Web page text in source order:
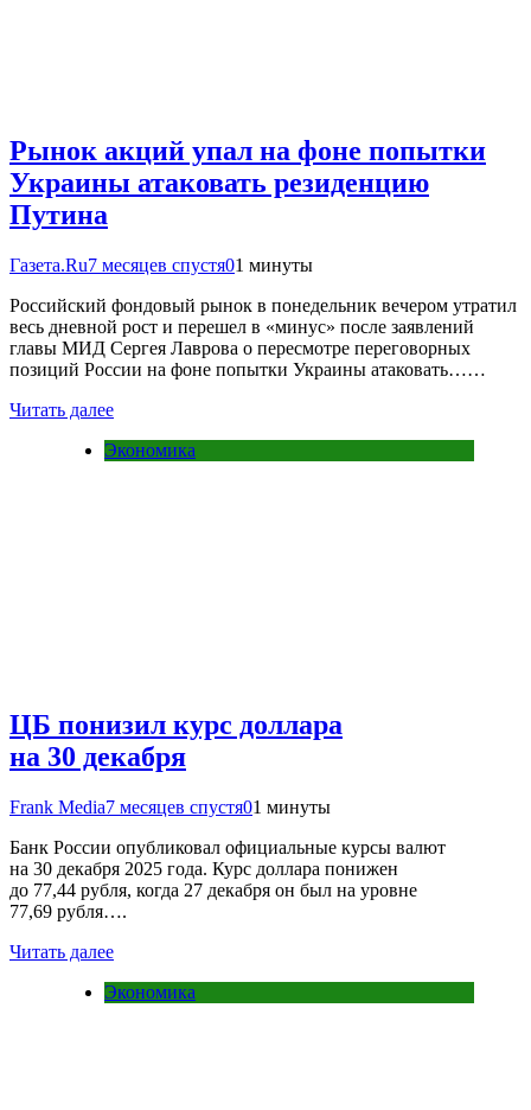
Рынок акций упал на фоне попытки
Украины атаковать резиденцию
Путина
Газета.Ru7 месяцев спустя01 минуты
Российский фондовый рынок в понедельник вечером утратил
весь дневной рост и перешел в «минус» после заявлений
главы МИД Сергея Лаврова о пересмотре переговорных
позиций России на фоне попытки Украины атаковать……
Читать далее
Экономика
ЦБ понизил курс доллара
на 30 декабря
Frank Media7 месяцев спустя01 минуты
Банк России опубликовал официальные курсы валют
на 30 декабря 2025 года. Курс доллара понижен
до 77,44 рубля, когда 27 декабря он был на уровне
77,69 рубля….
Читать далее
Экономика